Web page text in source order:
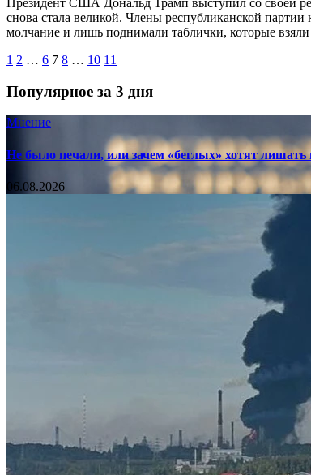
Президент США Дональд Трамп выступил со своей
снова стала великой. Члены республиканской
молчание и лишь поднимали таблички, которые
1 2 … 6 7 8 … 10 11
Популярное за 3 дня
Мнение
Не было печали, или зачем «беглых» хотят лишать
06.08.2026